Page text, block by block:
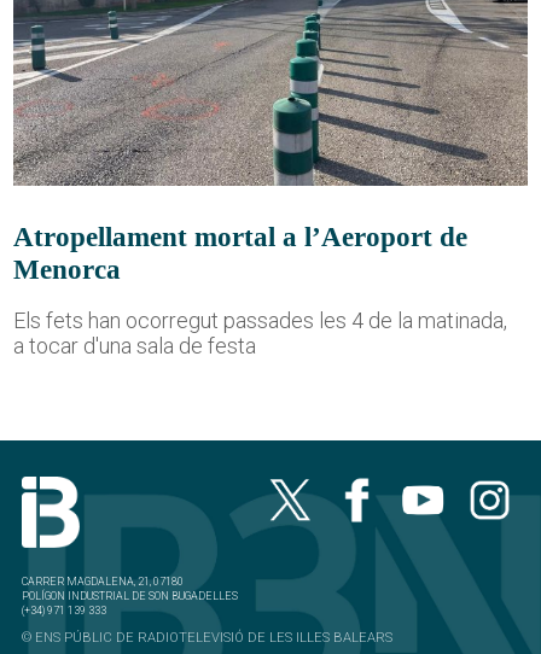
Atropellament mortal a l’Aeroport de
Menorca
Els fets han ocorregut passades les 4 de la matinada,
a tocar d'una sala de festa
CARRER MAGDALENA, 21, 07180
POLÍGON INDUSTRIAL DE SON BUGADELLES
(+34) 971 139 333
© ENS PÚBLIC DE RADIOTELEVISIÓ DE LES ILLES BALEARS